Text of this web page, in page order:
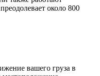
около 800
вашего груза в